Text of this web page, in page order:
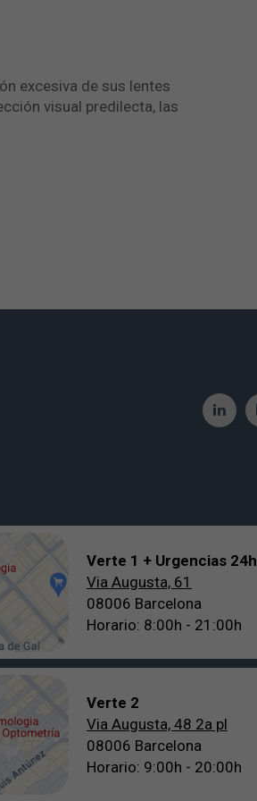
excesiva de sus lentes
visual predilecta, las
Verte 1 + Urgencias 24h
Via Augusta, 61
08006 Barcelona
Horario: 8:00h - 21:00h
Verte 2
Via Augusta, 48 2a pl
08006 Barcelona
Horario: 9:00h - 20:00h